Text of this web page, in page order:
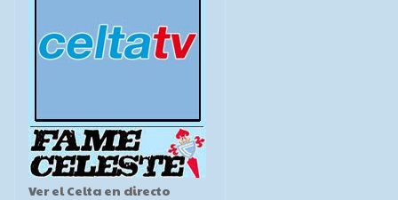
Ver el Celta en directo